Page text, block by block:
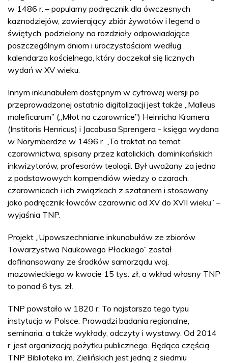
w 1486 r. – popularny podręcznik dla ówczesnych
kaznodziejów, zawierający zbiór żywotów i legend o
świętych, podzielony na rozdziały odpowiadające
poszczególnym dniom i uroczystościom według
kalendarza kościelnego, który doczekał się licznych
wydań w XV wieku.
Innym inkunabułem dostępnym w cyfrowej wersji po
przeprowadzonej ostatnio digitalizacji jest także „Malleus
maleficarum” („Młot na czarownice”) Heinricha Kramera
(Institoris Henricus) i Jacobusa Sprengera - księga wydana
w Norymberdze w 1496 r. „To traktat na temat
czarownictwa, spisany przez katolickich, dominikańskich
inkwizytorów, profesorów teologii. Był uważany za jedno
z podstawowych kompendiów wiedzy o czarach,
czarownicach i ich związkach z szatanem i stosowany
jako podręcznik łowców czarownic od XV do XVII wieku” –
wyjaśnia TNP.
Projekt „Upowszechnianie inkunabułów ze zbiorów
Towarzystwa Naukowego Płockiego” został
dofinansowany ze środków samorządu woj.
mazowieckiego w kwocie 15 tys. zł, a wkład własny TNP
to ponad 6 tys. zł.
TNP powstało w 1820 r. To najstarsza tego typu
instytucja w Polsce. Prowadzi badania regionalne,
seminaria, a także wykłady, odczyty i wystawy. Od 2014
r. jest organizacją pożytku publicznego. Będąca częścią
TNP Biblioteka im. Zielińskich jest jedną z siedmiu